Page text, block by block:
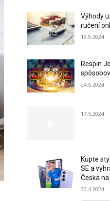
Výhody
ručení
19.9.2024
Respin
24.6.2024
17.5.2024
Kupte
SE a
Česka na
30.4.2024